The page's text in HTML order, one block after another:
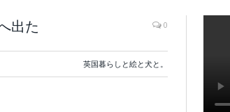
出た 0
英国暮らしと絵と犬と。